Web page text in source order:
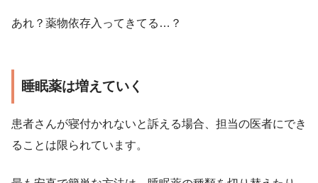
あれ？薬物依存入ってきてる…？
睡眠薬は増えていく
患者さんが寝付かれないと訴える場合、担当の医者にでき
ることは限られています。